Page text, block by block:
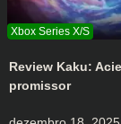
Review Kaku:
promissor